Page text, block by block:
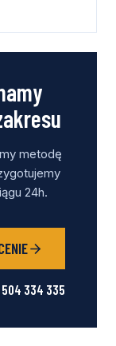
metodę
24h.
334 335